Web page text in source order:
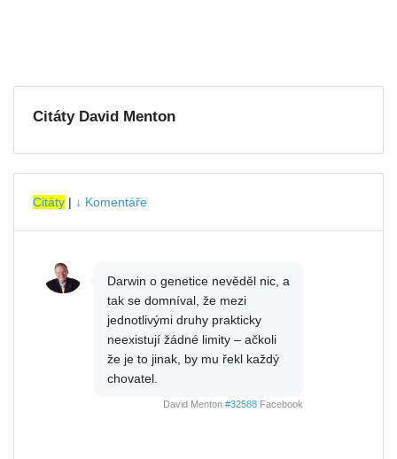
Citáty David Menton
Citáty | ↓ Komentáře
Darwin o genetice nevěděl nic, a
tak se domníval, že mezi
jednotlivými druhy prakticky
neexistují žádné limity – ačkoli
že je to jinak, by mu řekl každý
chovatel.
David Menton #32588 Facebook